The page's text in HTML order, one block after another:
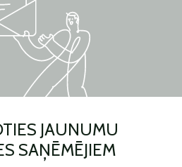
JAUNUMU
SAŅĒMĒJIEM